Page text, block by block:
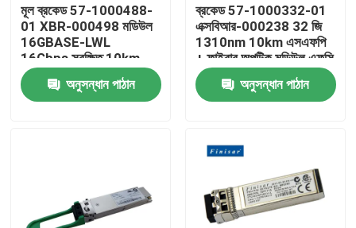
বাড়ি
আমাদের সম্পর্কে
মূল ব্রকেড 57-1000488-
01 XBR-000498 মডিউল
16GBASE-LWL
16Gbps সুরক্ষিত 10km
1310nm SMF ফাইবার
অপটিক সরঞ্জামঅনুসন্ধান পাঠান
ব্রকেড 57-1000332-01
এক্সবিআর-000238 32 জি
1310nm 10km এসএফপি
+ ফাইবার অপটিক মডিউল এফসি
সংযোগকারী সহ
অনুসন্ধান পাঠান